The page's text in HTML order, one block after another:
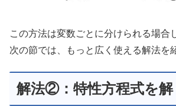
この方法は変数ごとに分けられる場合
次の節では、もっと広く使える解法を
解法②：特性方程式を解